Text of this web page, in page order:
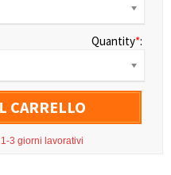
Quantity*:
CARRELLO
3 giorni lavorativi